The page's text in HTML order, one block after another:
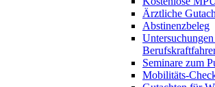
Ärztliche
Abstinenzbeleg
Seminare zum
Mobilitäts-